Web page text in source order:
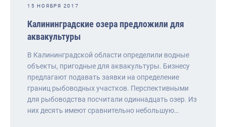
15 НОЯБРЯ 2017
Калининградские озера предложили для
аквакультуры
В Калининградской области определили водные
объекты, пригодные для аквакультуры. Бизнесу
предлагают подавать заявки на определение
границ рыбоводных участков. Перспективными
для рыбоводства посчитали одиннадцать озер. Из
них десять имеют сравнительно небольшую…